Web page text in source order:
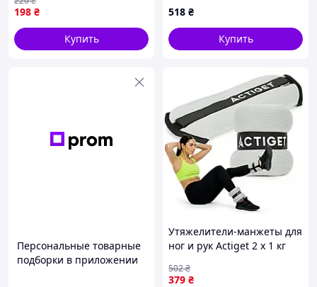
198 ₴
Купить
518 ₴
Купить
Персональные товарные
подборки в приложении
Утяжелители-манжеты для
ног и рук Actiget 2 x 1 кг
379 ₴
502₴